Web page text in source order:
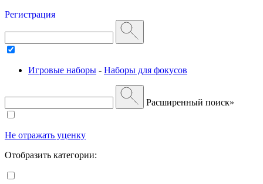
Регистрация
Игровые наборы - Наборы для фокусов
Расширенный поиск»
Не отражать уценку
Отобразить категории: